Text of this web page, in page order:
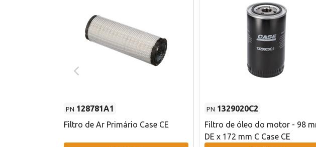
PN 128781A1
Filtro de Ar Primário Case CE
PN 1329020C2
Filtro de óleo do motor - 98
DE x 172 mm C Case CE